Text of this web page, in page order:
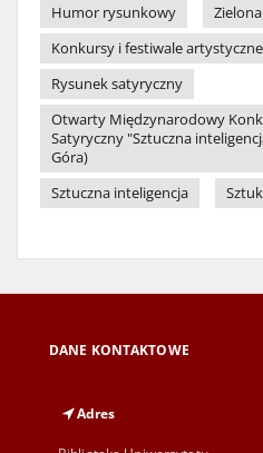
Humor rysunkowy
Konkursy i festiwale artystyczne
Rysunek satyryczny
Otwarty Międzynarodowy
Satyryczny "Sztuczna
Góra)
Sztuczna inteligencja
DANE KONTAKTOWE
Adres